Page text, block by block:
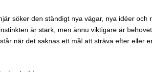
söker den ständigt nya vägar, nya idéer
är stark, men ännu viktigare är
när det saknas ett mål att sträva efter eller